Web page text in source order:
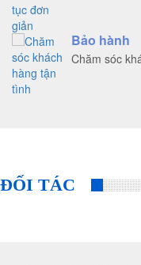
Bảo hành
Chăm sóc
ĐỐI TÁC